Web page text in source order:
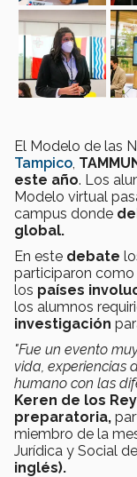
El Modelo de las
Tampico
este año. Los
Modelo virtual
campus donde
global.
En este debate
participaron como
los países
los alumnos
investigación
"Fue un evento
vida, experiencias
humano con las
Keren de los
preparatoria,
miembro de la
Jurídica y Social
inglés).